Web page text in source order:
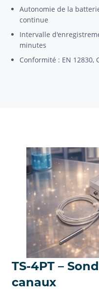
Autonomie de la
continue
Intervalle
minutes
Conformité : EN 12830,
TS-4PT –
canaux